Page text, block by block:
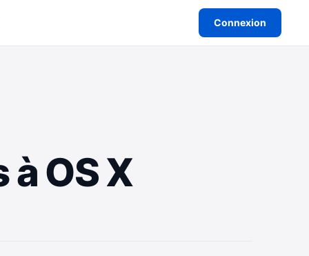
Connexion
OS X